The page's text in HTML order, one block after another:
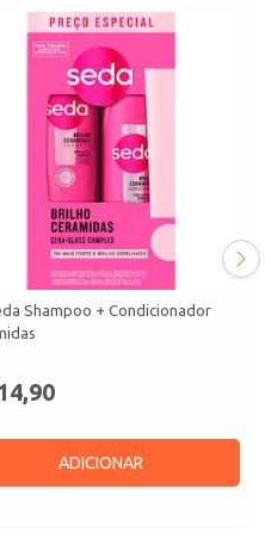
Shampoo + Condicionador
ADICIONAR